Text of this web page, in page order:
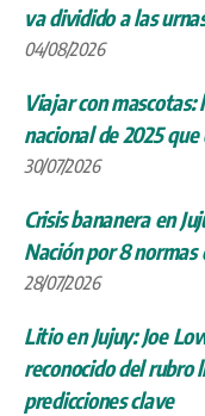
va dividido a las
04/08/2026
Viajar con
nacional de 2025
30/07/2026
Crisis bananera en
Nación por 8 normas
28/07/2026
Litio en Jujuy: Joe
reconocido del rubro
predicciones clave